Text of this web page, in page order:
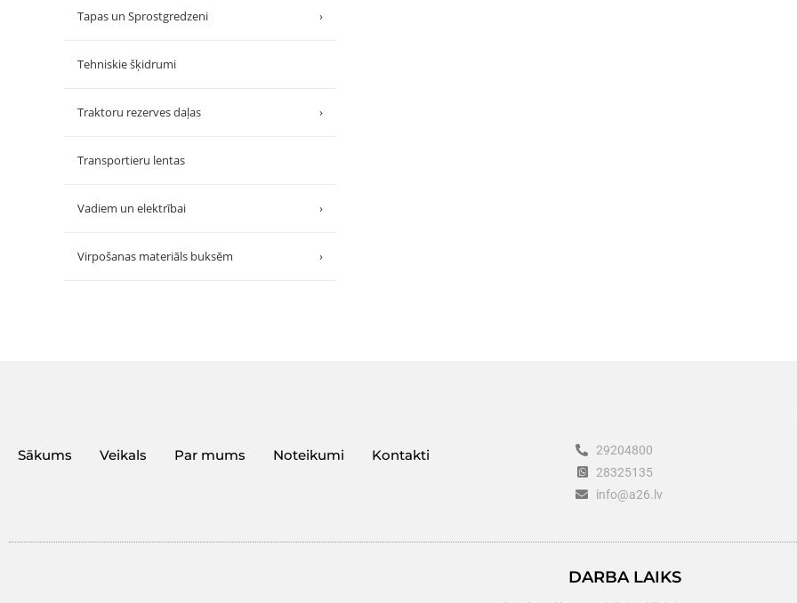
Tapas un Sprostgredzeni ›
Tehniskie šķidrumi
Traktoru rezerves daļas ›
Transportieru lentas
Vadiem un elektrībai ›
Virpošanas materiāls buksēm ›
Sākums Veikals Par mums Noteikumi Kontakti
29204800
28325135
info@a26.lv
DARBA LAIKS